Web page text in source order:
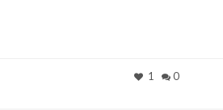
1 0